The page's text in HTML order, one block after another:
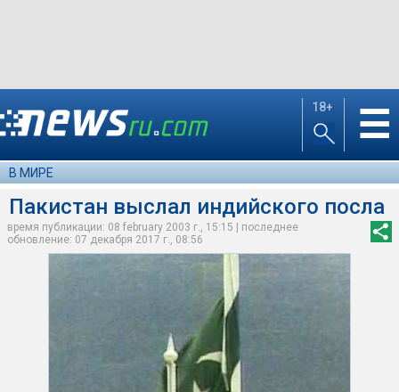
18+ ☰
В МИРЕ
Пакистан выслал индийского посла
время публикации: 08 february 2003 г., 15:15 | последнее
обновление: 07 декабря 2017 г., 08:56